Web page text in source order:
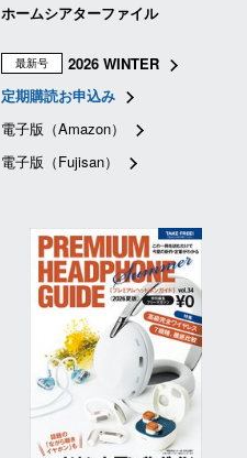
ホームシアターファイル
最新号
2026 WINTER
定期購読お申込み
電子版（Amazon）
電子版（Fujisan）